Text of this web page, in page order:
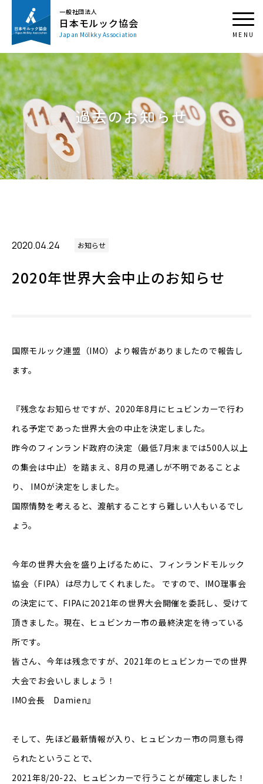
一般社団法人
日本モルック協会
Japan Mölkky Association
過去のお知らせ
2020.04.24 お知らせ
2020年世界大会中止のお知らせ
国際モルック連盟（IMO）より 報告がありましたので報告し
ます。
『残念なお知らせですが、2020年8月にヒュビンカーで行わ
れる予定であった世界大会の中止を決定しました。
昨今のフィンランド政府の決定（最低7月末までは500人以上
の集会は中止）を踏まえ、8月の見通しが不明であることよ
り、 IMOが決定をしました。
国際情勢を考えると、渡航することすら難しい人もいるでし
ょう。
今年の世界大会を盛り上げるために、フィンランドモルック
協会（FIPA）は尽力してくれました。 ですので、IMO理事会
の決定にて、FIPAに2021年の世界大会開催を委託し、受けて
頂きました。現在、ヒュビンカー市の最終決定を待っている
所です。
皆さん、今年は残念ですが、2021年のヒュビンカーでの世界
大会でお会いしましょう！
IMO会長 Damien』
そして、先ほど最新情報が入り、ヒュビンカー市の同意も得
られたということで、
2021年8/20-22、ヒュビンカーで行うことが確定しました！